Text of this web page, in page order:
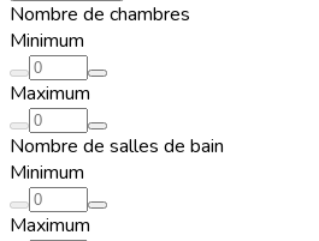
Nombre de chambres
Minimum
Maximum
Nombre de salles de bain
Minimum
Maximum